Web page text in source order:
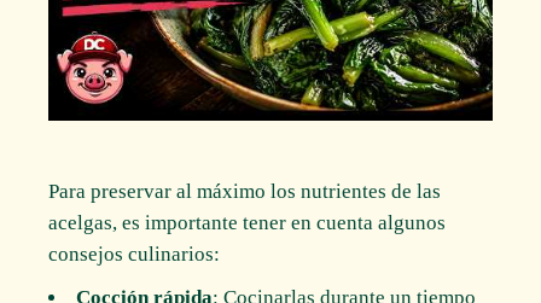
Para preservar al máximo los nutrientes de las
acelgas, es importante tener en cuenta algunos
consejos culinarios:
Cocción rápida: Cocinarlas durante un tiempo